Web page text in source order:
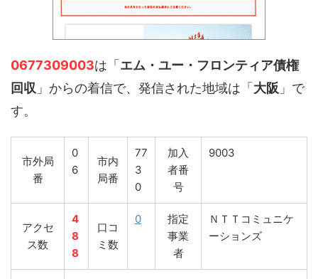
0677309003は「 エム・ユー・フロンティア債権
回収 」からの着信で、発信された地域は「 大阪 」で
す。
市外局
番
0
6
市内
局番
77
3
0
加入
者番
号
9003
アクセ
ス数
4
8
8
口コ
ミ数
0
指定
事業
者
ＮＴＴコミュニケ
ーションズ